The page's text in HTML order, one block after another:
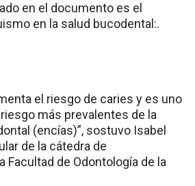
en el documento es el
en la salud bucodental:.
el riesgo de caries y es uno
más prevalentes de la
(encías)”, sostuvo Isabel
de la cátedra de
Facultad de Odontología de la